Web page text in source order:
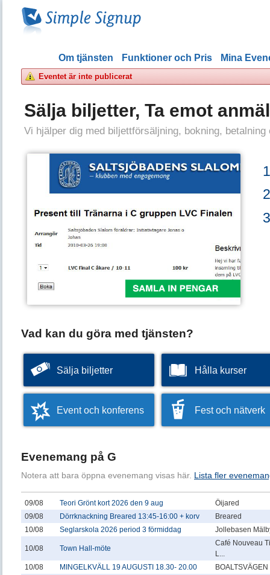
Om tjänsten Funktioner och Pris Mina
Eventet är inte publicerat
Sälja biljetter, Ta emot
Vi hjälper dig med biljettförsäljning, bokning,
Vad kan du göra med tjänsten?
Sälja biljetter Hålla kurser
Event och konferens Fest och nätverk
Evenemang på G
Notera att bara öppna evenemang visas här. Lista fler
09/08 Teori Grönt kort 2026 den 9 aug
Öijared
09/08
Dörrknackning Breared 13:45-16:00 + korv
Breared
10/08
Seglarskola 2026 period 3 förmiddag Jollebasen
10/08 Town Hall-möte
Café Nouveau
L...
10/08
MINGELKVÄLL 19 AUGUSTI 18.30- 20.00